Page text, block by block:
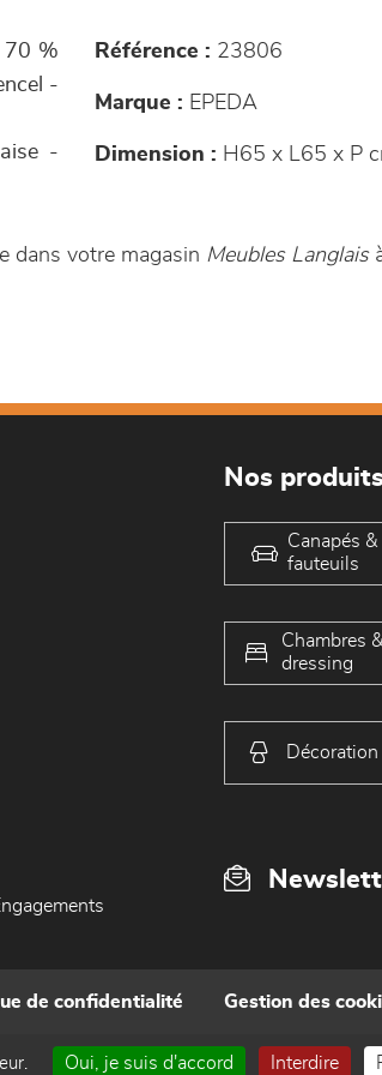
70 %
-
-
Référence : 23806
Marque : EPEDA
Dimension : H65 x L65 x P
dans votre magasin Meubles Langlais
Nos produits
Canapés &
fauteuils
Chambres
dressing
Décoration
de confidentialité Gestion des
par WEB Enseignes
Oui, je suis d'accord Interdire